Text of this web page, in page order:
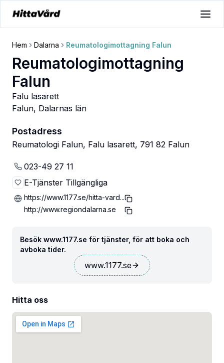
Hem Dalarna Reumatologimottagning Falun
Reumatologimottagning
Falun
Falu lasarett
Falun, Dalarnas län
Postadress
Reumatologi Falun, Falu lasarett, 791 82 Falun
023-49 27 11
E-Tjänster Tillgängliga
https://www.1177.se/hitta-vard...
http://www.regiondalarna.se
Besök www.1177.se för tjänster, för att boka och
avboka tider.
www.1177.se
Hitta oss